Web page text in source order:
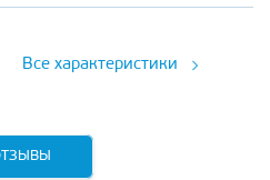
Все характеристики